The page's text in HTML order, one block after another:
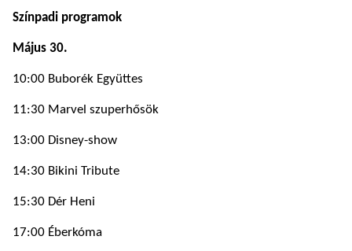
Színpadi programok
Május 30.
10:00 Buborék Együttes
11:30 Marvel szuperhősök
13:00 Disney-show
14:30 Bikini Tribute
15:30 Dér Heni
17:00 Éberkóma